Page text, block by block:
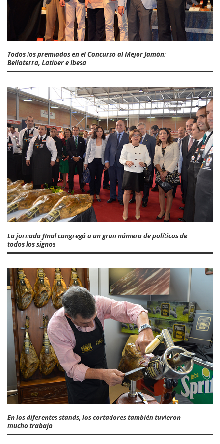
Todos los premiados en el Concurso al Mejor Jamón:
Belloterra, Latiber e Ibesa
La jornada final congregó a un gran número de políticos de
todos los signos
En los diferentes stands, los cortadores también tuvieron
mucho trabajo